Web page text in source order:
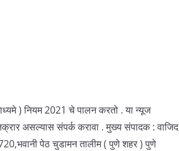
) नियम 2021 चे पालन करतो . या न्यूज
असल्यास संपर्क करावा . मुख्य संपादक : वाजिद
पेठ चुडामन तालीम ( पुणे शहर ) पुणे